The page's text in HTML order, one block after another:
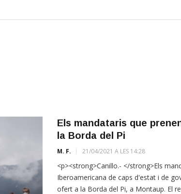
Els mandataris que
la Borda del Pi
M. F. 21/04/2021 A LES 14:28
<p><strong>Canillo.- </strong>Els
Iberoamericana de caps d'estat i de
ofert a la Borda del Pi, a Montaup. El